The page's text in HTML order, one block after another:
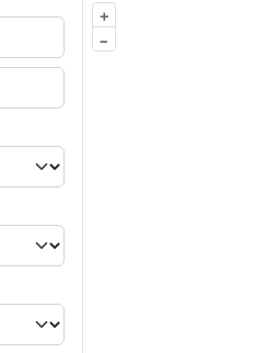
+
–